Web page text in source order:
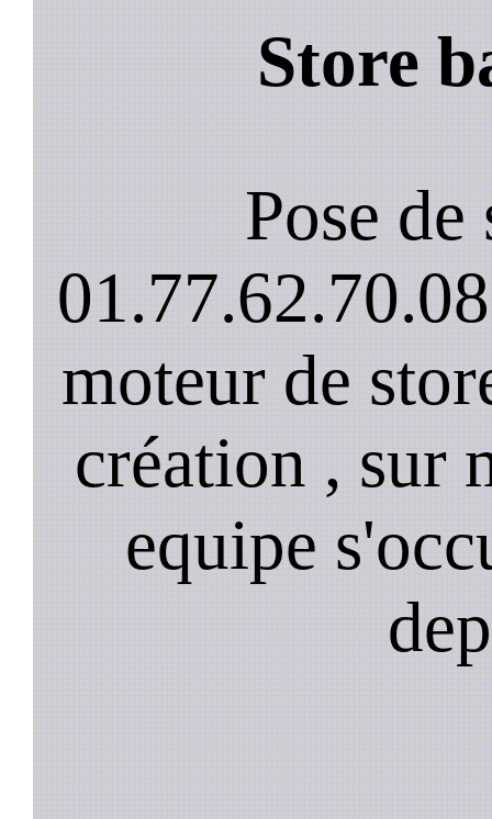
Store
Pose de
moteur de
création , sur
equipe